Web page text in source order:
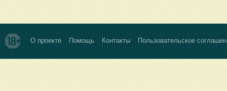
О проекте Помощь Контакты Пользовательское